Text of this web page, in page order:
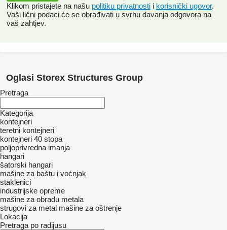
Klikom pristajete na našu politiku privatnosti i korisnički ugovor.
Vaši lični podaci će se obrađivati ​​u svrhu davanja odgovora na
vaš zahtjev.
Oglasi Storex Structures Group
Pretraga
Kategorija
kontejneri
teretni kontejneri
kontejneri 40 stopa
poljoprivrednа imanjа
hangari
šatorski hangari
mašine za baštu i voćnjak
stakleniсi
industrijske opreme
mašine za obradu metala
strugovi za metal mašine za oštrenje
Lokacija
Pretraga po radijusu